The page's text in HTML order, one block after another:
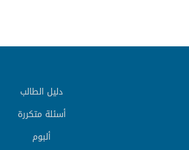
دليل الطالب
أسئلة متكررة
ألبوم